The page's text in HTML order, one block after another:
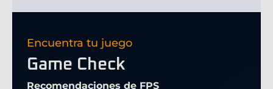
Encuentra tu juego
Game Check
Recomendaciones de FPS